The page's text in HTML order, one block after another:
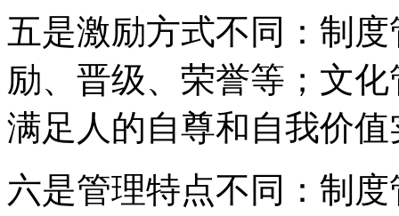
五是激励方式不同：制
励、晋级、荣誉等；文
满足人的自尊和自我价
六是管理特点不同：制